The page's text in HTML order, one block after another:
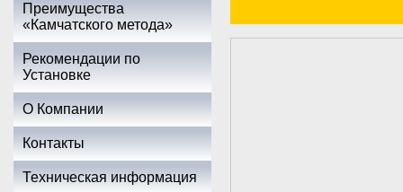
Преимущества
«Камчатского метода»
Рекомендации по
Установке
О Компании
Контакты
Техническая информация